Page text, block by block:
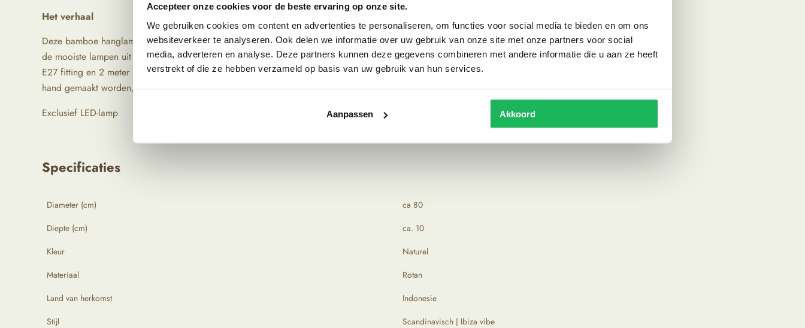
Accepteer onze cookies voor de beste ervaring op onze site.
We gebruiken cookies om content en advertenties te personaliseren, om functies voor social media te bieden en om ons
websiteverkeer te analyseren. Ook delen we informatie over uw gebruik van onze site met onze partners voor social
media, adverteren en analyse. Deze partners kunnen deze gegevens combineren met andere informatie die u aan ze heeft
verstrekt of die ze hebben verzameld op basis van uw gebruik van hun services.
Aanpassen Akkoord
Het verhaal
Deze bamboe hanglamp is met de hand gemaakt op Bali. Wij reizen zelf af naar landen zoals Indonesië, om
de mooiste lampen uit te zoeken voor jouw interieur!De lamp is klaar voor gebruik en is voorzien van een
E27 fitting en 2 meter lang snoer. Doordat het materiaal van de lampen een natuurproduct is en ze met de
hand gemaakt worden, kunnen ze licht afwijken van de foto's op onze website.
Exclusief LED-lamp
Specificaties
Diameter (cm)
ca 80
Diepte (cm)
ca. 10
Kleur
Naturel
Materiaal
Rotan
Land van herkomst
Indonesie
Stijl
Scandinavisch | Ibiza vibe